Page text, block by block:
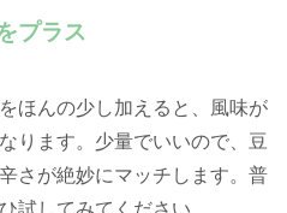
プラス
ほんの少し加えると、風味が
ります。少量でいいので、豆
さが絶妙にマッチします。普
試してみてください。